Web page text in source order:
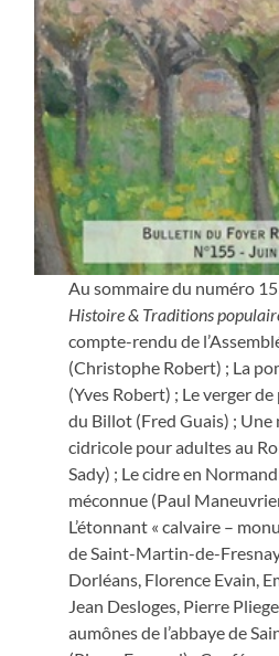
Au sommaire du numéro
Histoire & Traditions
compte-rendu de
(Christophe Robert) ; La
(Yves Robert) ; Le verger
du Billot (Fred Guais) ;
cidricole pour adultes au
Sady) ; Le cidre en
méconnue (Paul
L’étonnant « calvaire –
de Saint-Martin-de-
Dorléans, Florence Evain,
Jean Desloges, Pierre
aumônes de l’abbaye de